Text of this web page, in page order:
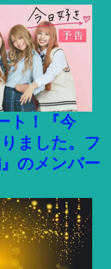
ト！『今
ました。フ
のメンバー